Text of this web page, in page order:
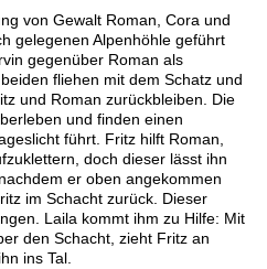
von Gewalt Roman, Cora und
gelegenen Alpenhöhle geführt
gegenüber Roman als
fliehen mit dem Schatz und
und Roman zurückbleiben. Die
und finden einen
führt. Fritz hilft Roman,
doch dieser lässt ihn
er oben angekommen
im Schacht zurück. Dieser
Laila kommt ihm zu Hilfe: Mit
den Schacht, zieht Fritz an
ins Tal.